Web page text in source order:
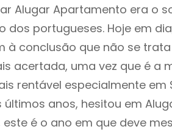
Alugar Apartamento era o
dos portugueses. Hoje em
à conclusão que não se
acertada, uma vez que é a
rentável especialmente em
anos, hesitou em
é o ano em que deve